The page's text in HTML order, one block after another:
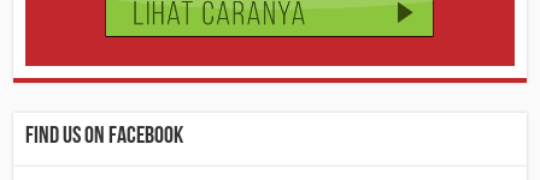
Find us on Facebook